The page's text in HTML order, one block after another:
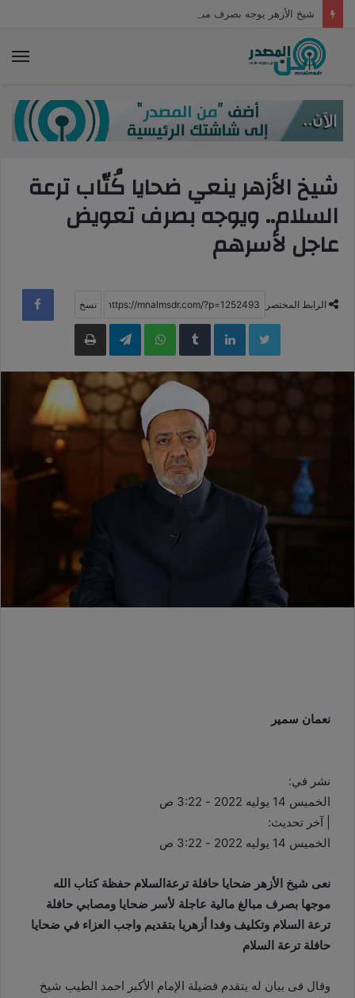
شيخ الأزهر ينعي ضحايا كُتّاب ترعة
السلام.. ويوجه بصرف تعويض
عاجل لأسرهم
الرابط المختصر
LinkedIn
WhatsApp
Telegramطباعة
نعمان سمير
نشر في:
الخميس 14 يوليه 2022 - 3:22 ص
| آخر تحديث:
الخميس 14 يوليه 2022 - 3:22 ص
نعى شيخ الأزهر ضحايا حافلة ترعةالسلام حفظة كتاب الله
موجها بصرف مبالغ مالية عاجلة لأسر ضحايا ومصابي حافلة
ترعة السلام وتكليف وفدا أزهريا بتقديم واجب العزاء في ضحايا
حافلة ترعة السلام
وقال فى بيان له يتقدم فضيلة الإمام الأكبر احمد الطيب شيخ